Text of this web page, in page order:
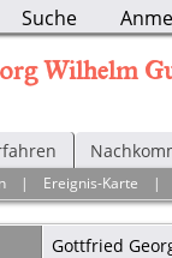
Suche
Wilhelm
| Ereignis-Karte
Gottfried